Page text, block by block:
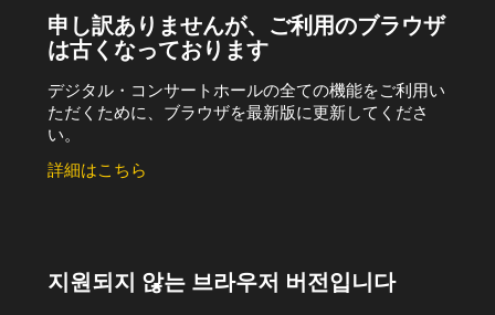
申し訳ありませんが、ご利用のブラウザ
は古くなっております
デジタル・コンサートホールの全ての機能をご利用い
ただくために、ブラウザを最新版に更新してくださ
い。
詳細はこちら
지원되지 않는 브라우저 버전입니다